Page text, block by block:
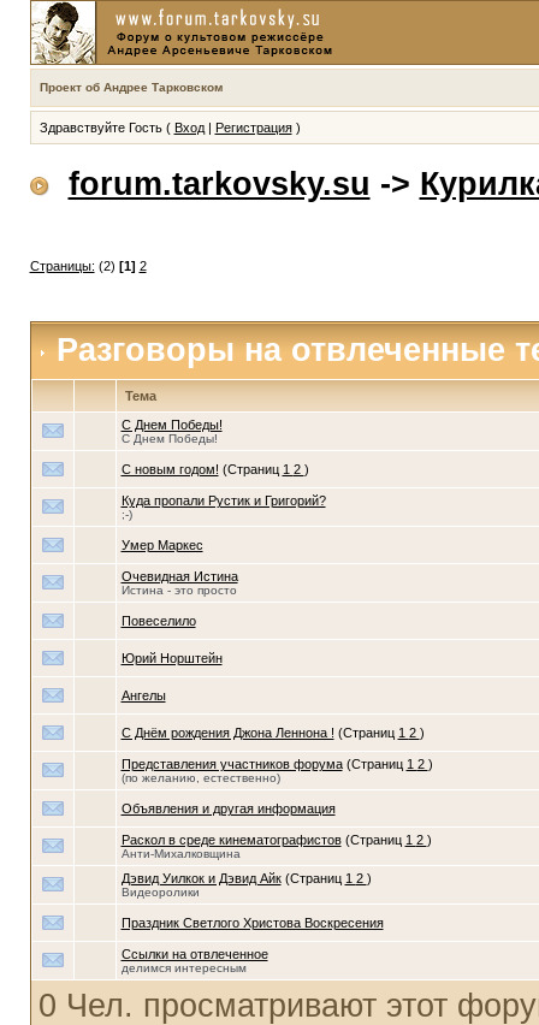
Проект об Андрее Тарковском
Здравствуйте Гость ( Вход| Регистрация)
forum.tarkovsky.su ->
Страницы: (2) [1] 2
Разговоры на отвлеченные
Тема
С Днем Победы!
С Днем Победы!
С новым годом! (Страниц 1 2 )
Куда пропали Рустик и Григорий?
;-)
Умер Маркес
Очевидная Истина
Истина - это просто
Повеселило
Юрий Норштейн
Aнгелы
С Днём рождения Джона Леннона ! (Страниц 1 2 )
Представления участников форума (Страниц 1 2 )
(по желанию, естественно)
Объявления и другая информация
Раскол в среде кинематографистов (Страниц 1 2 )
Анти-Михалковщина
Дэвид Уилкок и Дэвид Айк (Страниц 1 2 )
Видеоролики
Праздник Светлого Христова Воскресения
Ссылки на отвлеченное
делимся интересным
0 Чел. просматривают этот